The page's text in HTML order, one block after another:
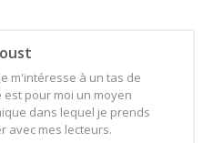
m'intéresse à un tas de
est pour moi un moyen
dans lequel je prends
avec mes lecteurs.